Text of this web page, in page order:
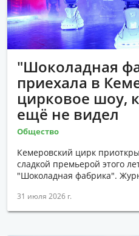
"Шоколадная
приехала в
цирковое шоу,
ещё не видел
Общество
Кемеровский цирк
сладкой премьерой этого
"Шоколадная фабрика".
31 июля 2026 г.